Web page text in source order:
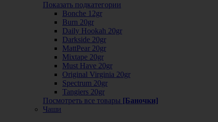
Показать подкатегории
Bonche 12gr
Burn 20gr
Daily Hookah 20gr
Darkside 20gr
MattPear 20gr
Mixtape 20gr
Must Have 20gr
Original Virginia 20gr
Spectrum 20gr
Tangiers 20gr
Посмотреть все товары [Баночки]
Чаши